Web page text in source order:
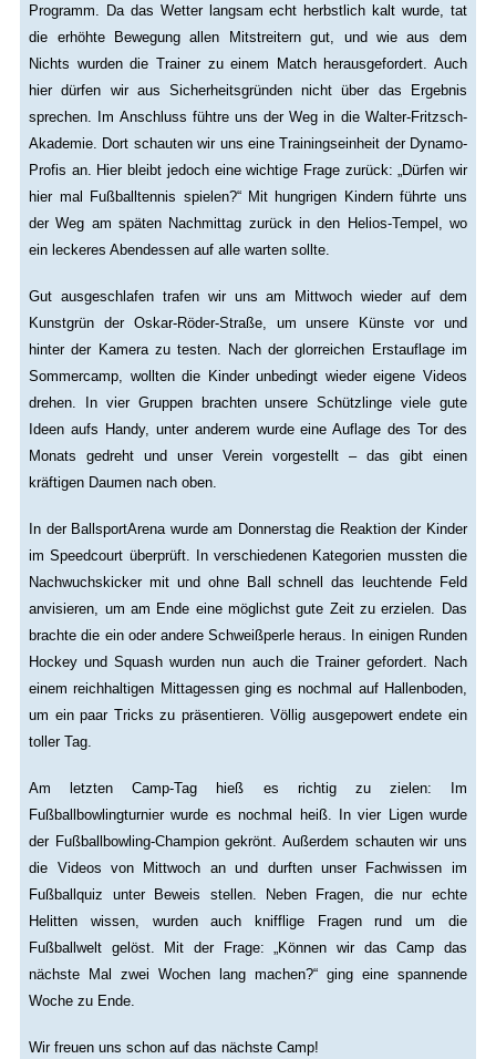
Programm. Da das Wetter langsam echt herbstlich kalt wurde, tat
die erhöhte Bewegung allen Mitstreitern gut, und wie aus dem
Nichts wurden die Trainer zu einem Match herausgefordert. Auch
hier dürfen wir aus Sicherheitsgründen nicht über das Ergebnis
sprechen. Im Anschluss fühtre uns der Weg in die Walter-Fritzsch-
Akademie. Dort schauten wir uns eine Trainingseinheit der Dynamo-
Profis an. Hier bleibt jedoch eine wichtige Frage zurück: „Dürfen wir
hier mal Fußballtennis spielen?“ Mit hungrigen Kindern führte uns
der Weg am späten Nachmittag zurück in den Helios-Tempel, wo
ein leckeres Abendessen auf alle warten sollte.
Gut ausgeschlafen trafen wir uns am Mittwoch wieder auf dem
Kunstgrün der Oskar-Röder-Straße, um unsere Künste vor und
hinter der Kamera zu testen. Nach der glorreichen Erstauflage im
Sommercamp, wollten die Kinder unbedingt wieder eigene Videos
drehen. In vier Gruppen brachten unsere Schützlinge viele gute
Ideen aufs Handy, unter anderem wurde eine Auflage des Tor des
Monats gedreht und unser Verein vorgestellt – das gibt einen
kräftigen Daumen nach oben.
In der BallsportArena wurde am Donnerstag die Reaktion der Kinder
im Speedcourt überprüft. In verschiedenen Kategorien mussten die
Nachwuchskicker mit und ohne Ball schnell das leuchtende Feld
anvisieren, um am Ende eine möglichst gute Zeit zu erzielen. Das
brachte die ein oder andere Schweißperle heraus. In einigen Runden
Hockey und Squash wurden nun auch die Trainer gefordert. Nach
einem reichhaltigen Mittagessen ging es nochmal auf Hallenboden,
um ein paar Tricks zu präsentieren. Völlig ausgepowert endete ein
toller Tag.
Am letzten Camp-Tag hieß es richtig zu zielen: Im
Fußballbowlingturnier wurde es nochmal heiß. In vier Ligen wurde
der Fußballbowling-Champion gekrönt. Außerdem schauten wir uns
die Videos von Mittwoch an und durften unser Fachwissen im
Fußballquiz unter Beweis stellen. Neben Fragen, die nur echte
Helitten wissen, wurden auch knifflige Fragen rund um die
Fußballwelt gelöst. Mit der Frage: „Können wir das Camp das
nächste Mal zwei Wochen lang machen?“ ging eine spannende
Woche zu Ende.
Wir freuen uns schon auf das nächste Camp!